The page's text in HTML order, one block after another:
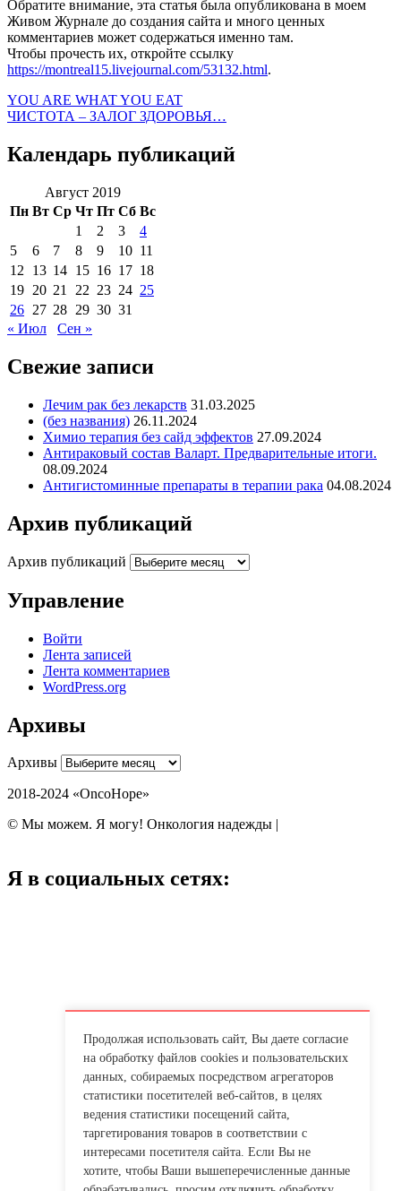
Обратите внимание, эта статья была опубликована в моем
Живом Журнале до создания сайта и много ценных
комментариев может содержаться именно там.
Чтобы прочесть их, откройте ссылку
https://montreal15.livejournal.com/53132.html.
YOU ARE WHAT YOU EAT
ЧИСТОТА – ЗАЛОГ ЗДОРОВЬЯ…
Календарь публикаций
Август 2019
Пн Вт Ср Чт Пт Сб Вс
1
2 3
4
5
6 7 8 9 10 11
12
13 14 15 16 17 18
19 20 21 22 23 24 25
26 27 28 29 30 31
« Июл
Сен »
Свежие записи
Лечим рак без лекарств 31.03.2025
(без названия) 26.11.2024
Химио терапия без сайд эффектов 27.09.2024
Антираковый состав Валарт. Предварительные итоги.
08.09.2024
Антигистоминные препараты в терапии рака 04.08.2024
Архив публикаций
Архив публикаций
Управление
Войти
Лента записей
Лента комментариев
WordPress.org
Архивы
Архивы
2018-2024 «OncoHope»
© Мы можем. Я могу! Онкология надежды |
Я в социальных сетях:
Продолжая использовать сайт, Вы даете согласие
на обработку файлов cookies и пользовательских
данных, собираемых посредством агрегаторов
статистики посетителей веб-сайтов, в целях
ведения статистики посещений сайта,
таргетирования товаров в соответствии с
интересами посетителя сайта. Если Вы не
хотите, чтобы Ваши вышеперечисленные данные